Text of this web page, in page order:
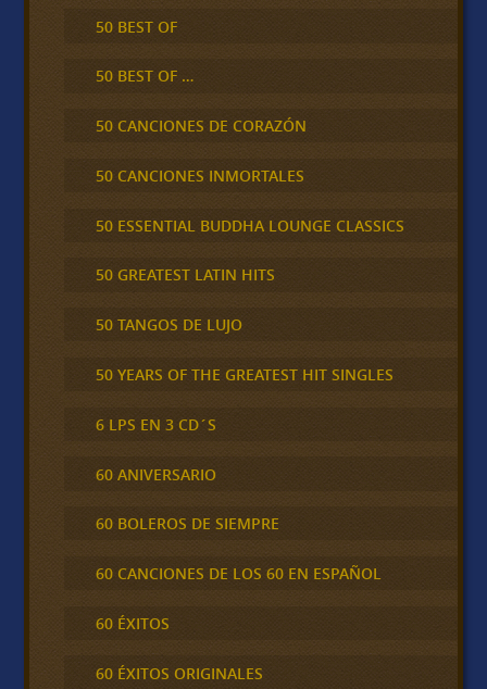
50 BEST OF
50 BEST OF …
50 CANCIONES DE CORAZÓN
50 CANCIONES INMORTALES
50 ESSENTIAL BUDDHA LOUNGE CLASSICS
50 GREATEST LATIN HITS
50 TANGOS DE LUJO
50 YEARS OF THE GREATEST HIT SINGLES
6 LPS EN 3 CD´S
60 ANIVERSARIO
60 BOLEROS DE SIEMPRE
60 CANCIONES DE LOS 60 EN ESPAÑOL
60 ÉXITOS
60 ÉXITOS ORIGINALES